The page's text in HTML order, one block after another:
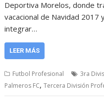
Deportiva Morelos, donde
vacacional de Navidad 2017
integrar…
LEER MÁS
Futbol Profesional 3ra
Palmeros FC,Tercera División